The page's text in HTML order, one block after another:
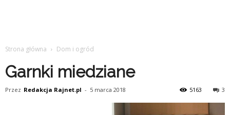
Strona główna Dom i ogród
Garnki miedziane
Przez Redakcja Rajnet.pl - 5 marca 2018 3
5163